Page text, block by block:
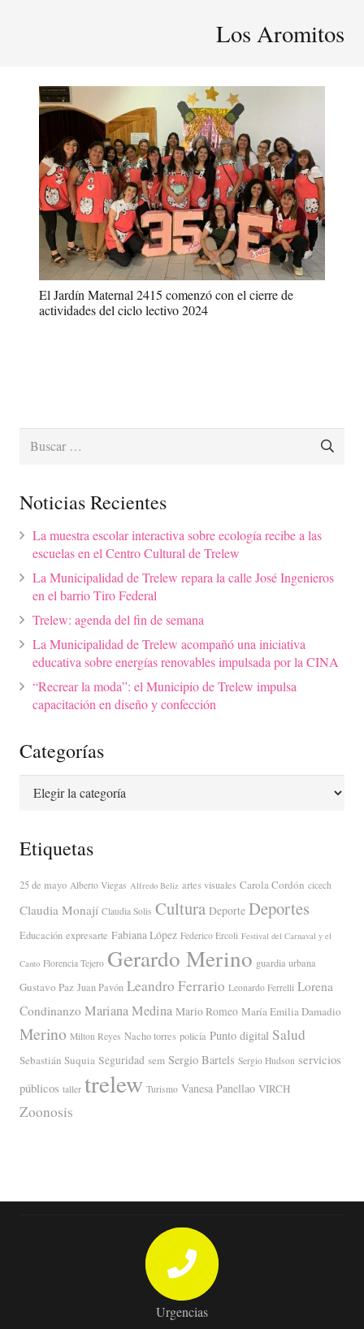
Los Aromitos
El Jardín Maternal 2415 comenzó con el cierre de
actividades del ciclo lectivo 2024
Buscar:
Noticias Recientes
La muestra escolar interactiva sobre ecología recibe a las
escuelas en el Centro Cultural de Trelew
La Municipalidad de Trelew repara la calle José Ingenieros
en el barrio Tiro Federal
Trelew: agenda del fin de semana
La Municipalidad de Trelew acompañó una iniciativa
educativa sobre energías renovables impulsada por la CINA
“Recrear la moda”: el Municipio de Trelew impulsa
capacitación en diseño y confección
Categorías
Categorías
Etiquetas
25 de mayo Alberto Viegas Alfredo Beliz artes visuales Carola Cordón cicech
Claudia Monají Claudia Solis Cultura Deporte Deportes
Educación expresarte Fabiana López Federico Ercoli Festival del Carnaval y el
Canto Florencia Tejero Gerardo Merino guardia urbana
Gustavo Paz Juan Pavón Leandro Ferrario Leonardo Ferrelli Lorena
Condinanzo Mariana Medina Mario Romeo María Emilia Damadio
Merino Milton Reyes Nacho torres policía Punto digital Salud
Sebastián Suquia Seguridad sem Sergio Bartels Sergio Hudson servicios
públicos taller trelew Turismo Vanesa Panellao VIRCH
Zoonosis
Urgencias